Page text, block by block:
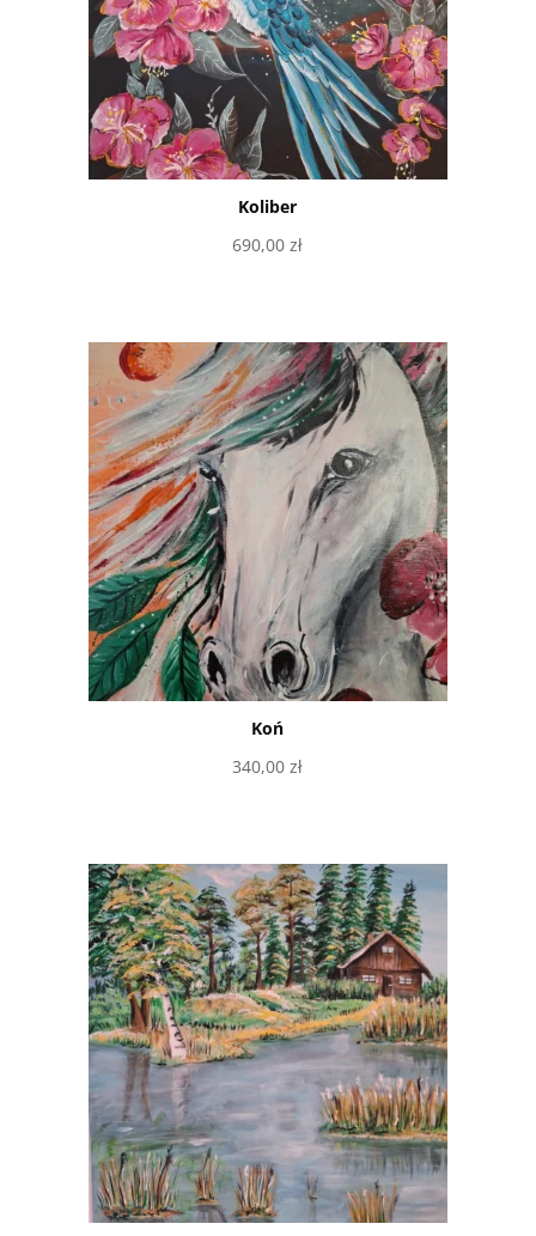
Koliber
690,00zł
Koń
340,00zł